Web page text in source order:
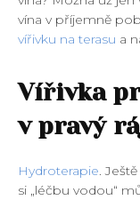
vína v příjemně
vířivku na terasu a
Vířivka
v pravý
Hydroterapie.
si „léčbu vodou“